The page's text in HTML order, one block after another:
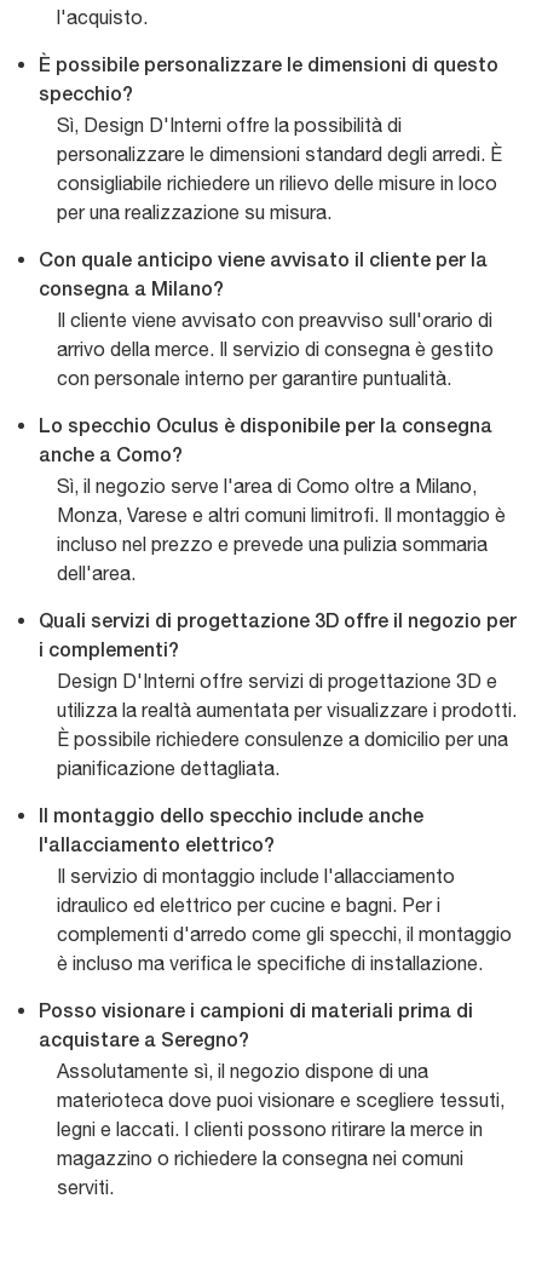
l'acquisto.
È possibile personalizzare le dimensioni di questo
specchio?
Sì, Design D'Interni offre la possibilità di
personalizzare le dimensioni standard degli arredi. È
consigliabile richiedere un rilievo delle misure in loco
per una realizzazione su misura.
Con quale anticipo viene avvisato il cliente per la
consegna a Milano?
Il cliente viene avvisato con preavviso sull'orario di
arrivo della merce. Il servizio di consegna è gestito
con personale interno per garantire puntualità.
Lo specchio Oculus è disponibile per la consegna
anche a Como?
Sì, il negozio serve l'area di Como oltre a Milano,
Monza, Varese e altri comuni limitrofi. Il montaggio è
incluso nel prezzo e prevede una pulizia sommaria
dell'area.
Quali servizi di progettazione 3D offre il negozio per
i complementi?
Design D'Interni offre servizi di progettazione 3D e
utilizza la realtà aumentata per visualizzare i prodotti.
È possibile richiedere consulenze a domicilio per una
pianificazione dettagliata.
Il montaggio dello specchio include anche
l'allacciamento elettrico?
Il servizio di montaggio include l'allacciamento
idraulico ed elettrico per cucine e bagni. Per i
complementi d'arredo come gli specchi, il montaggio
è incluso ma verifica le specifiche di installazione.
Posso visionare i campioni di materiali prima di
acquistare a Seregno?
Assolutamente sì, il negozio dispone di una
materioteca dove puoi visionare e scegliere tessuti,
legni e laccati. I clienti possono ritirare la merce in
magazzino o richiedere la consegna nei comuni
serviti.